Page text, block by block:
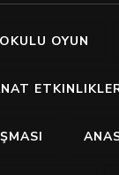
OYUN